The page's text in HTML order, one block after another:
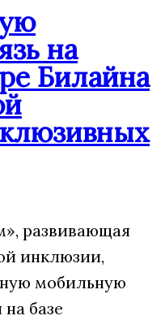
на
Билайна
развивающая
инклюзии,
мобильную
базе